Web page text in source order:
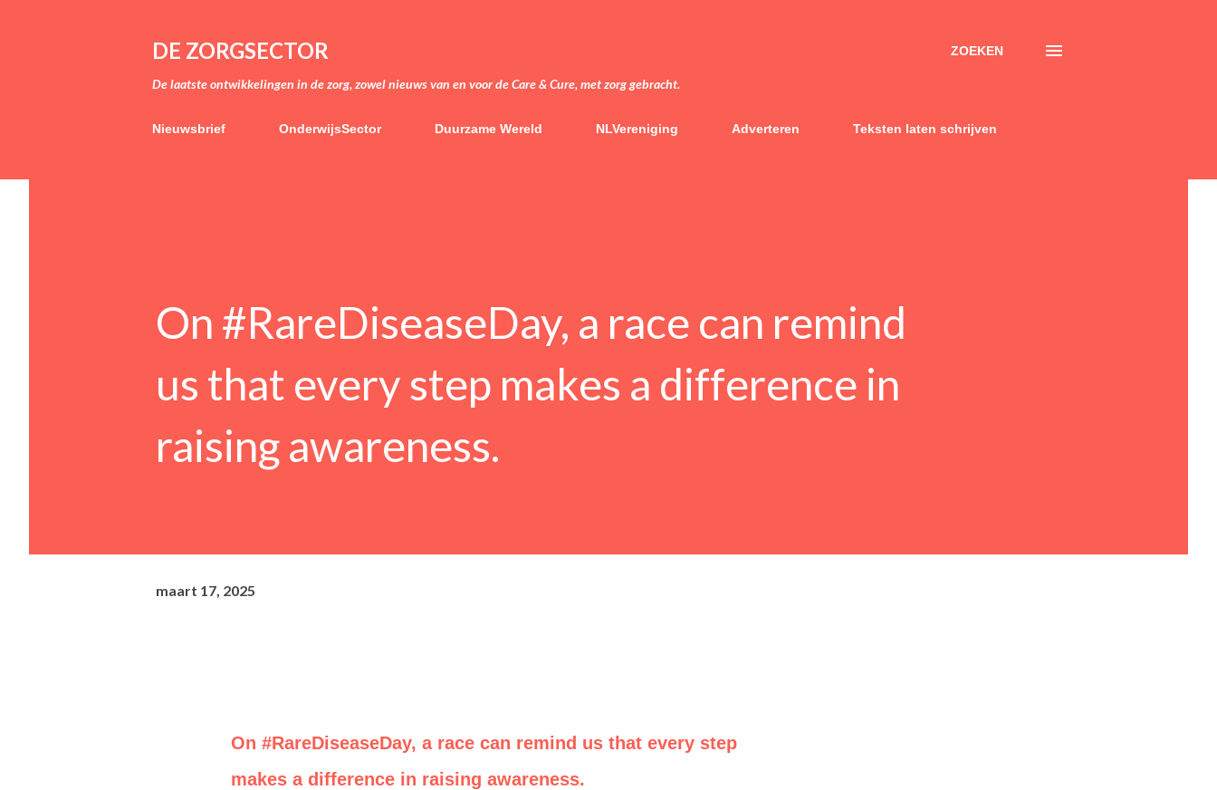
DE ZORGSECTOR
De laatste ontwikkelingen in de zorg, zowel nieuws van en voor de Care & Cure, met zorg gebracht.
ZOEKEN
Nieuwsbrief OnderwijsSector Duurzame Wereld NLVereniging Adverteren Teksten laten schrijven
On #RareDiseaseDay, a race can remind
us that every step makes a difference in
raising awareness.
maart 17, 2025
On #RareDiseaseDay, a race can remind us that every step
makes a difference in raising awareness.